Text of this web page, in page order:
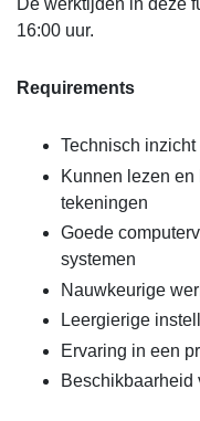
De werktijden in deze
16:00 uur.
Requirements
Technisch
Kunnen lezen
tekeningen
Goede
systemen
Nauwkeurige
Leergierige
Ervaring in een
Beschikbaarheid